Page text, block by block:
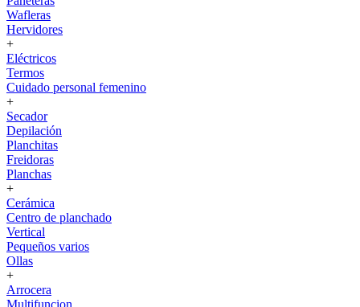
Wafleras
Hervidores
+
Eléctricos
Termos
Cuidado personal femenino
+
Secador
Depilación
Planchitas
Freidoras
Planchas
+
Cerámica
Centro de planchado
Vertical
Pequeños varios
Ollas
+
Arrocera
Multifuncion